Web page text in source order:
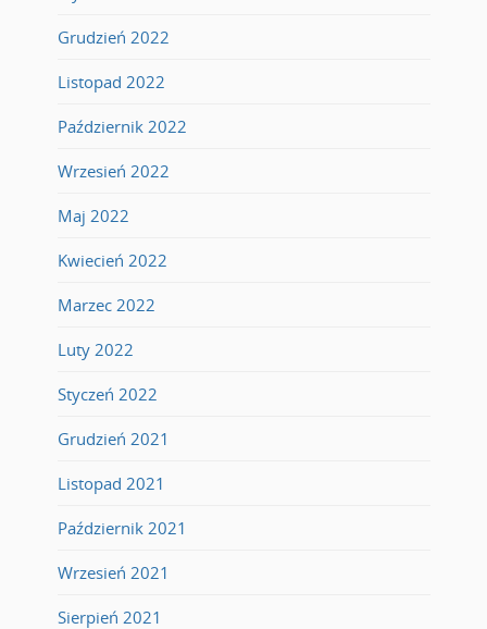
Grudzień 2022
Listopad 2022
Październik 2022
Wrzesień 2022
Maj 2022
Kwiecień 2022
Marzec 2022
Luty 2022
Styczeń 2022
Grudzień 2021
Listopad 2021
Październik 2021
Wrzesień 2021
Sierpień 2021